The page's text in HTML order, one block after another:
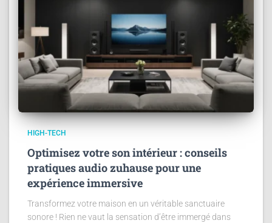
HIGH-TECH
Optimisez votre son intérieur : conseils
pratiques audio zuhause pour une
expérience immersive
Transformez votre maison en un véritable sanctuaire
sonore ! Rien ne vaut la sensation d’être immergé dans